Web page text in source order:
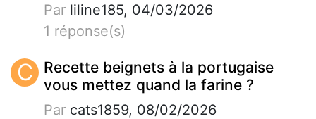
Par liline185, 04/03/2026
1 réponse(s)
C
Recette beignets à la portugaise
vous mettez quand la farine ?
Par cats1859, 08/02/2026